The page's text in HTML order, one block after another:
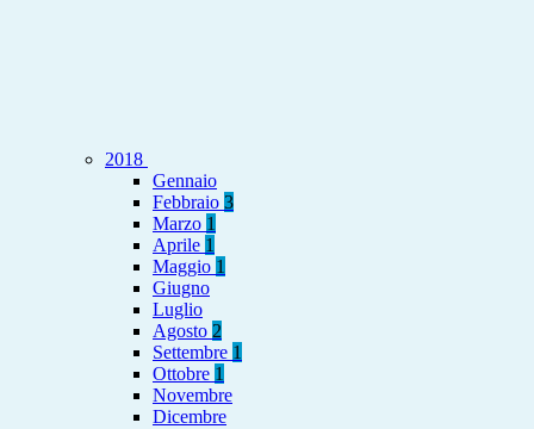
2018
Gennaio
Febbraio 3
Marzo 1
Aprile 1
Maggio 1
Giugno
Luglio
Agosto 2
Settembre 1
Ottobre 1
Novembre
Dicembre